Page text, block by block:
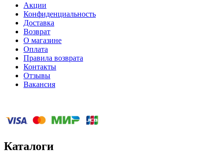
Акции
Конфиденциальность
Доставка
Возврат
О магазине
Оплата
Правила возврата
Контакты
Отзывы
Вакансия
Каталоги